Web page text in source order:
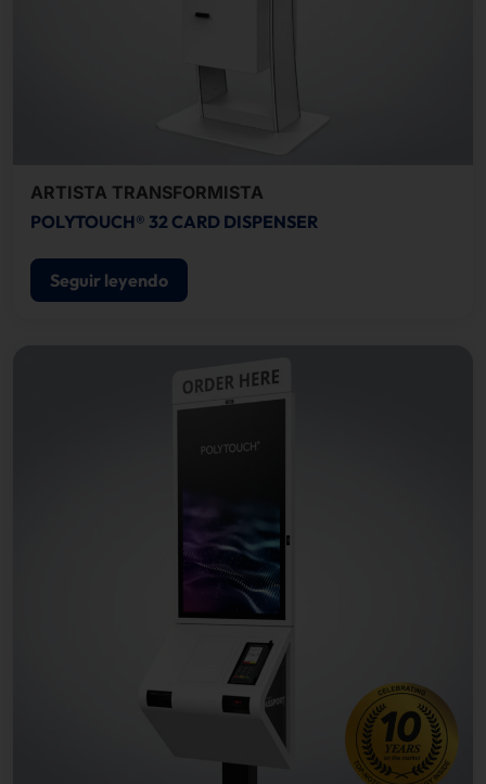
ARTISTA TRANSFORMISTA
POLYTOUCH® 32 CARD DISPENSER
Seguir leyendo